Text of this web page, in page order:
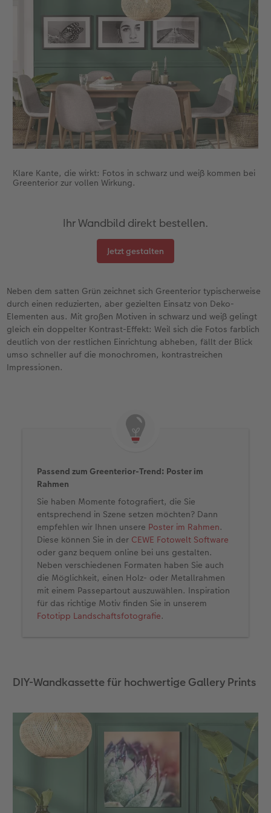
Klare Kante, die wirkt: Fotos in schwarz und weiß kommen bei
Greenterior zur vollen Wirkung.
Ihr Wandbild direkt bestellen.
Jetzt gestalten
Neben dem satten Grün zeichnet sich Greenterior typischerweise
durch einen reduzierten, aber gezielten Einsatz von Deko-
Elementen aus. Mit großen Motiven in schwarz und weiß gelingt
gleich ein doppelter Kontrast-Effekt: Weil sich die Fotos farblich
deutlich von der restlichen Einrichtung abheben, fällt der Blick
umso schneller auf die monochromen, kontrastreichen
Impressionen.
Passend zum Greenterior-Trend: Poster im
Rahmen
Sie haben Momente fotografiert, die Sie
entsprechend in Szene setzen möchten? Dann
empfehlen wir Ihnen unsere Poster im Rahmen.
Diese können Sie in der CEWE Fotowelt Software
oder ganz bequem online bei uns gestalten.
Neben verschiedenen Formaten haben Sie auch
die Möglichkeit, einen Holz- oder Metallrahmen
mit einem Passepartout auszuwählen. Inspiration
für das richtige Motiv finden Sie in unserem
Fototipp Landschaftsfotografie.
DIY-Wandkassette für hochwertige Gallery Prints